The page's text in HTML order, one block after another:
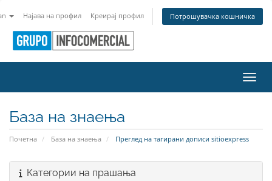
Најава на профил Креирај профил Потрошувачка кошничка
База на знаења
Почетна База на знаења Преглед на тагирани дописи sitioexpress
Категории на прашања